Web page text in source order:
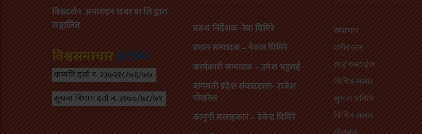
विश्वदर्शन अनलाइन खबर प्रा लि द्वारा
सञ्चालित
विश्वसमाचारडटकम
कम्पनि दर्ता नं. २३७२१८/७६/७७
सुचना बिभाग दर्ता नं. ३१७०/७८/७९
प्रवन्ध निर्देशक -रेवा घिमिरे
प्रधान सम्पादक – पेशल घिमिरे
कार्यकारी सम्पादक – उमेश भट्टराई
बागमती प्रदेश संवाददाता- राजेश
पोखरेल
कानुनी सलाहकार – देवेन्द्र घिमिरे
समाचार
मनोरन्जन
लाईफस्टाईल
विचित्र संसार
सुचना प्रविधि
विचित्र संसार